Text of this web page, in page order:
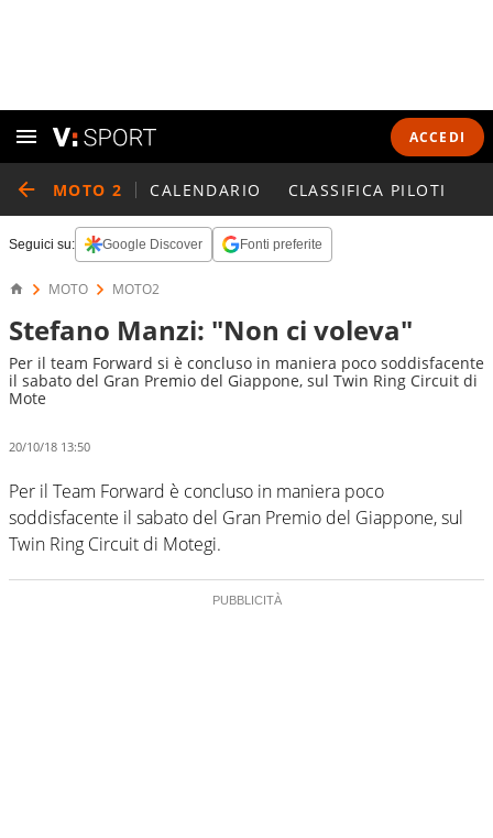
ACCEDI
MOTO 2 CALENDARIO CLASSIFICA PILOTI
Seguici su: Google Discover Fonti preferite
MOTO MOTO2
Stefano Manzi: "Non ci voleva"
Per il team Forward si è concluso in maniera poco soddisfacente
il sabato del Gran Premio del Giappone, sul Twin Ring Circuit di
Mote
20/10/18 13:50
Per il Team Forward è concluso in maniera poco
soddisfacente il sabato del Gran Premio del Giappone, sul
Twin Ring Circuit di Motegi.